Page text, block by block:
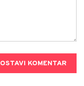
OSTAVI KOMENTAR